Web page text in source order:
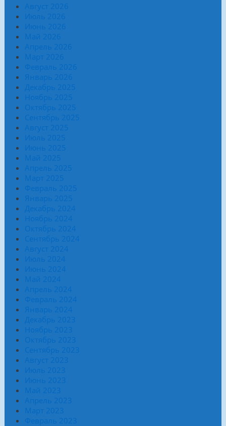
Август 2026
Июль 2026
Июнь 2026
Май 2026
Апрель 2026
Март 2026
Февраль 2026
Январь 2026
Декабрь 2025
Ноябрь 2025
Октябрь 2025
Сентябрь 2025
Август 2025
Июль 2025
Июнь 2025
Май 2025
Апрель 2025
Март 2025
Февраль 2025
Январь 2025
Декабрь 2024
Ноябрь 2024
Октябрь 2024
Сентябрь 2024
Август 2024
Июль 2024
Июнь 2024
Май 2024
Апрель 2024
Февраль 2024
Январь 2024
Декабрь 2023
Ноябрь 2023
Октябрь 2023
Сентябрь 2023
Август 2023
Июль 2023
Июнь 2023
Май 2023
Апрель 2023
Март 2023
Февраль 2023